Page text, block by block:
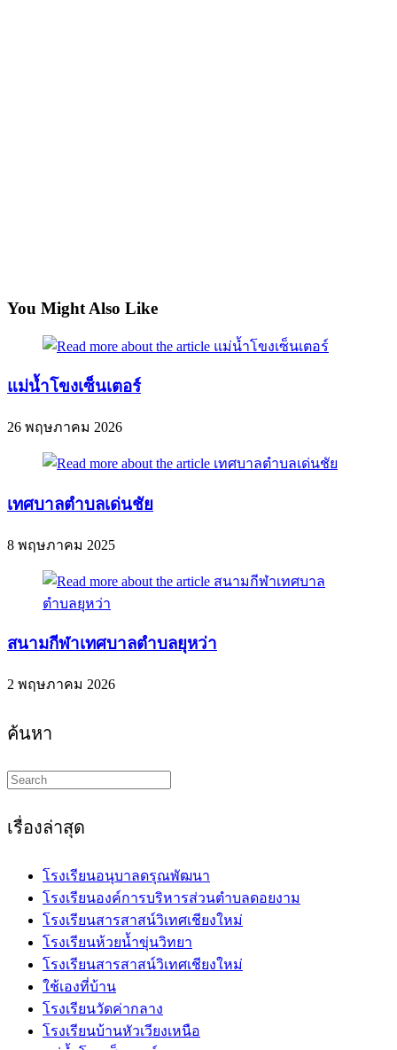
You Might Also Like
แม่น้ำโขงเซ็นเตอร์
26 พฤษภาคม 2026
เทศบาลตำบลเด่นชัย
8 พฤษภาคม 2025
สนามกีฬาเทศบาลตำบลยุหว่า
2 พฤษภาคม 2026
ค้นหา
Search
this
เรื่องล่าสุด
โรงเรียนอนุบาลดรุณพัฒนา
โรงเรียนองค์การบริหารส่วนตำบลดอยงาม
โรงเรียนสารสาสน์วิเทศเชียงใหม่
โรงเรียนห้วยน้ำขุ่นวิทยา
โรงเรียนสารสาสน์วิเทศเชียงใหม่
ใช้เองที่บ้าน
โรงเรียนวัดค่ากลาง
โรงเรียนบ้านหัวเวียงเหนือ